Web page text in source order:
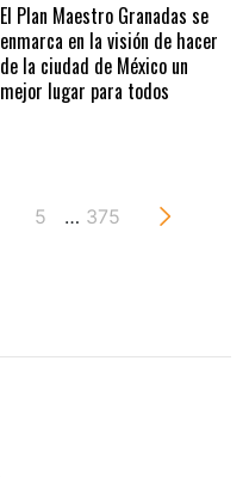
El Plan Maestro Granadas se
enmarca en la visión de hacer
de la ciudad de México un
mejor lugar para todos
5 … 375